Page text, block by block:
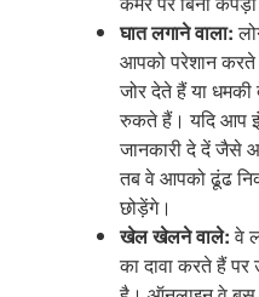
घातलगानेवाला:
आपको परेशान
जोर देते हैं या
रुकते हैं। यदि आप
जानकारी दे दें जैसे
तब वे आपको ढूंढ
छोड़ेंगे।
खेलखेलनेवाले:वे
का दावा करते हैं पर